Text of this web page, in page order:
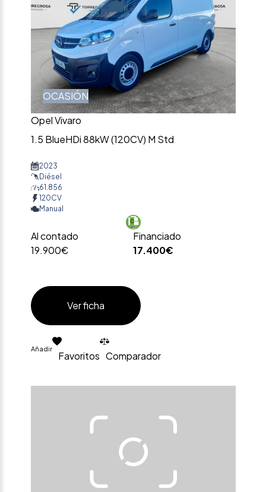
OCASIÓN
Opel Vivaro
1.5 BlueHDi 88kW (120CV) M Std
2023
Diésel
61.856
120CV
Manual
Al contado
19.900€
Financiado
17.400€
Ver ficha
Añadir
Favoritos Comparador